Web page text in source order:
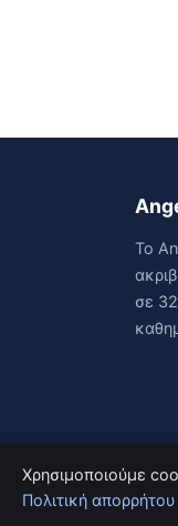
Το
σε
©
Χρησιμοποιούμε
Πολιτική απορρήτου